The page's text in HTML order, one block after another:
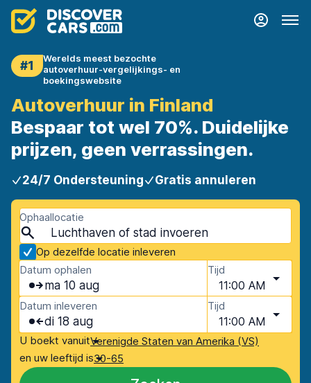
#1
Werelds meest bezochte
autoverhuur-vergelijkings- en
boekingswebsite
Autoverhuur in Finland
Bespaar tot wel 70%. Duidelijke
prijzen, geen verrassingen.
24/7 Ondersteuning Gratis annuleren
Ophaallocatie
Op dezelfde locatie inleveren
Datum ophalen
ma 10 aug
Tijd
11:00 AM
Datum inleveren
di 18 aug
Tijd
11:00 AM
U boekt vanuitVerenigde Staten van Amerika (VS)
en uw leeftijd is30-65